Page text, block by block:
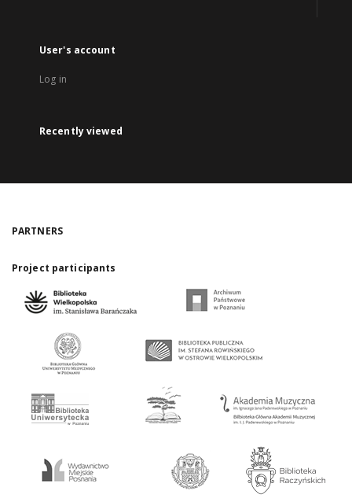
User's account
Log in
Recently viewed
PARTNERS
Project participants